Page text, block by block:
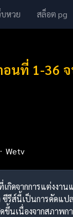
บหวย สล็อต pg
อนที่ 1-36
Wetv
ดจากการแต่งงา
รีส์นี้เป็นการดัดแ
ขึ้นเนื่องจากสภาพ